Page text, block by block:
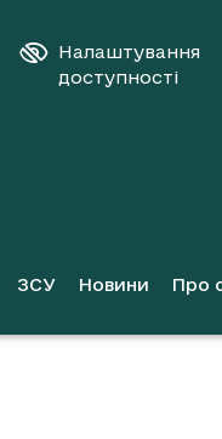
Налаштування
доступності
ЗСУ Новини Про